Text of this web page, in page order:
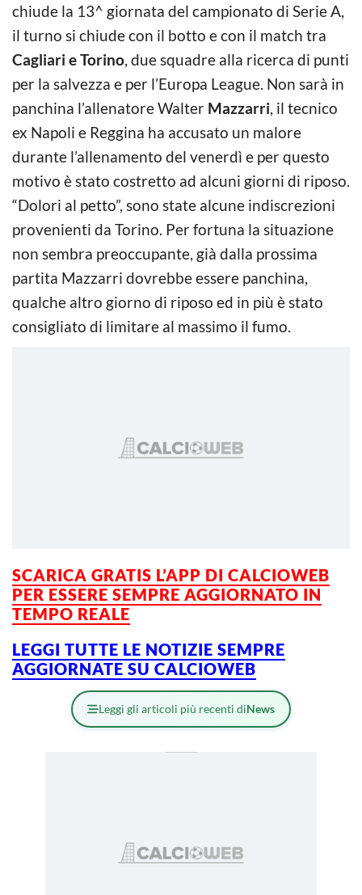
chiude la 13^ giornata del campionato di Serie A,
il turno si chiude con il botto e con il match tra
Cagliari e Torino, due squadre alla ricerca di punti
per la salvezza e per l’Europa League. Non sarà in
panchina l’allenatore Walter Mazzarri, il tecnico
ex Napoli e Reggina ha accusato un malore
durante l’allenamento del venerdì e per questo
motivo è stato costretto ad alcuni giorni di riposo.
“Dolori al petto”, sono state alcune indiscrezioni
provenienti da Torino. Per fortuna la situazione
non sembra preoccupante, già dalla prossima
partita Mazzarri dovrebbe essere panchina,
qualche altro giorno di riposo ed in più è stato
consigliato di limitare al massimo il fumo.
SCARICA GRATIS L’APP DI CALCIOWEB
PER ESSERE SEMPRE AGGIORNATO IN
TEMPO REALE
LEGGI TUTTE LE NOTIZIE SEMPRE
AGGIORNATE SU CALCIOWEB
Leggi gli articoli più recenti diNews